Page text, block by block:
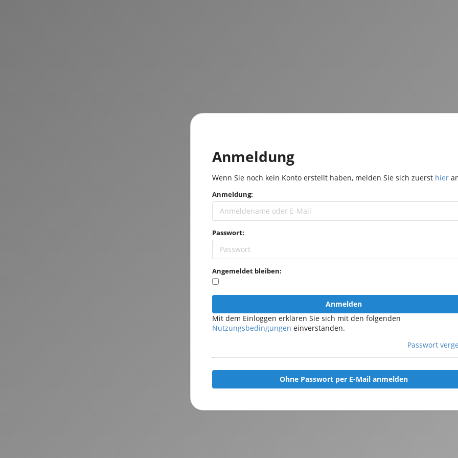
Anmeldung
Wenn Sie noch kein Konto erstellt haben, melden Sie sich zuerst hier
Anmeldung:
Passwort:
Angemeldet bleiben:
Anmelden
Mit dem Einloggen erklären Sie sich mit den folgenden
Nutzungsbedingungen einverstanden.
Passwort
Ohne Passwort per E-Mail anmelden